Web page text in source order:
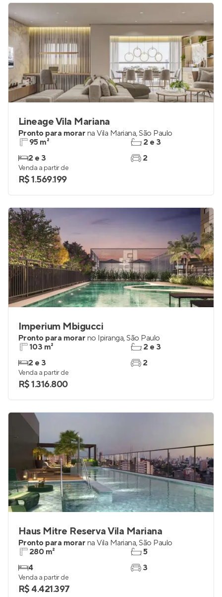
Lineage Vila Mariana
Pronto para morar na Vila Mariana,São Paulo
95 m²
2 e 3
2 e 3
2
Venda a partir de
R$ 1.569.199
Imperium Mbigucci
Pronto para morar no Ipiranga,São Paulo
103 m²
2 e 3
2 e 3
2
Venda a partir de
R$ 1.316.800
Haus Mitre Reserva Vila Mariana
Pronto para morar na Vila Mariana,São Paulo
280 m²
4
5
3
Venda a partir de
R$ 4.421.397